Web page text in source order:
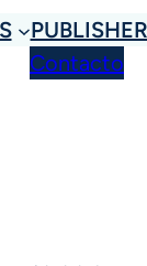
Contacto